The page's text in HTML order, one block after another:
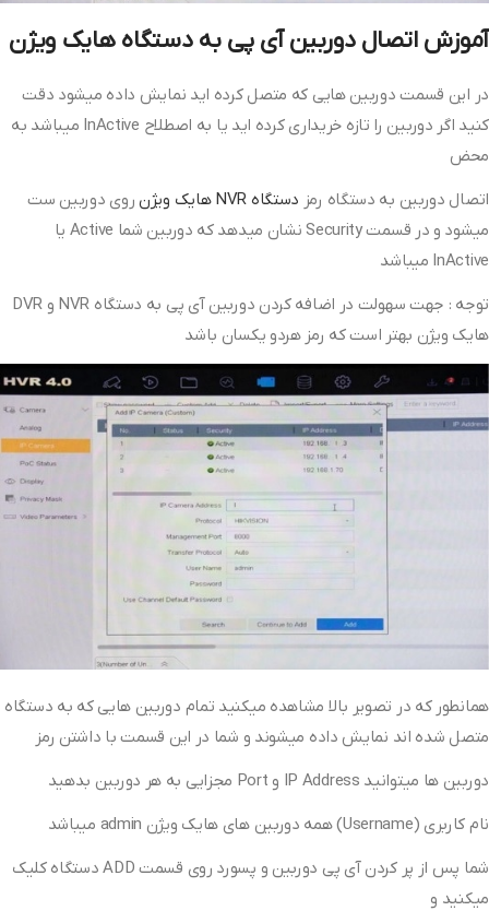
آموزش اتصال دوربین آی پی به دستگاه هایک ویژن
در این قسمت دوربین هایی که متصل کرده اید نمایش داده میشود دقت
کنید اگر دوربین را تازه خریداری کرده اید یا به اصطلاح InActive میباشد به
محض
اتصال دوربین به دستگاه رمز دستگاه NVR هایک ویژن
روی دوربین ست
میشود و در قسمت Security نشان میدهد که دوربین شما Active یا
InActive میباشد
توجه : جهت سهولت در اضافه کردن دوربین آی پی به دستگاه NVR و DVR
هایک ویژن بهتر است که رمز هردو یکسان باشد
همانطور که در تصویر بالا مشاهده میکنید تمام دوربین هایی که به دستگاه
متصل شده اند نمایش داده میشوند و شما در این قسمت با داشتن رمز
دوربین ها میتوانید IP Address و Port مجزایی به هر دوربین بدهید
نام کاربری (Username) همه دوربین های هایک ویژن admin میباشد
شما پس از پر کردن آی پی دوربین و پسورد روی قسمت ADD دستگاه کلیک
میکنید و